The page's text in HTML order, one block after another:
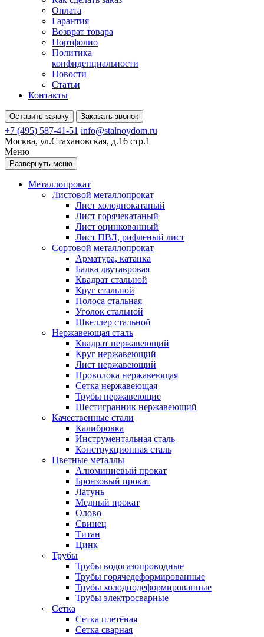
Оплата
Гарантия
Возврат товара
Портфолио
Политика
конфиденциальности
Новости
Статьи
Контакты
Оставить заявку Заказать звонок
+7 (495) 587-41-51 info@stalnoydom.ru
Москва, ул.Стахановская, д.16 стр.1
Меню
Развернуть меню
Металлопрокат
Листовой металлопрокат
Лист холоднокатаный
Лист горячекатаный
Лист оцинкованный
Лист ПВЛ, рифленый лист
Сортовой металлопрокат
Арматура, катанка
Балка двутавровая
Квадрат стальной
Круг стальной
Полоса стальная
Уголок стальной
Швеллер стальной
Нержавеющая сталь
Квадрат нержавеющий
Круг нержавеющий
Лист нержавеющий
Проволока нержавеющая
Сетка нержавеющая
Трубы нержавеющие
Шестигранник нержавеющий
Качественные стали
Калибровка
Инструментальная сталь
Конструкционная сталь
Цветные металлы
Алюминиевый прокат
Бронзовый прокат
Латунь
Медный прокат
Олово
Свинец
Титан
Цинк
Трубы
Трубы водогазопроводные
Трубы горячедеформированные
Трубы холоднодеформированные
Трубы электросварные
Сетка
Сетка плетёная
Сетка сварная